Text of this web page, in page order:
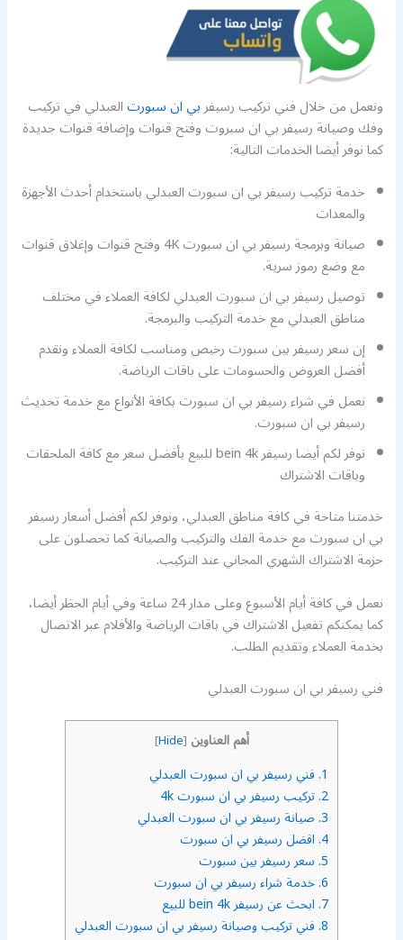
ونعمل من خلال فني تركيب رسيفربي ان سبورتالعبدلي في تركيب
وفك وصيانة رسيفر بي ان سبروت وفتح قنوات وإضافة قنوات جديدة
كما نوفر أيضا الخدمات التالية:
خدمة تركيب رسيفر بي ان سبورت العبدلي باستخدام أحدث الأجهزة
والمعدات
صيانة وبرمجة رسيفر بي ان سبورت 4K وفتح قنوات وإغلاق قنوات
مع وضع رموز سرية.
توصيل رسيفر بي ان سبورت العبدلي لكافة العملاء في مختلف
مناطق العبدلي مع خدمة التركيب والبرمجة.
إن سعر رسيفر بين سبورت رخيص ومناسب لكافة العملاء ونقدم
أفضل العروض والحسومات على باقات الرياضة.
نعمل في شراء رسيفر بي ان سبورت بكافة الأنواع مع خدمة تحديث
رسيفر بي ان سبورت.
نوفر لكم أيضا رسيفر bein 4k للبيع بأفضل سعر مع كافة الملحقات
وباقات الاشتراك
خدمتنا متاحة في كافة مناطق العبدلي، ونوفر لكم أفضل أسعار رسيفر
بي ان سبورت مع خدمة الفك والتركيب والصيانة كما تحصلون على
حزمة الاشتراك الشهري المجاني عند التركيب.
نعمل في كافة أيام الأسبوع وعلى مدار 24 ساعة وفي أيام الحظر أيضا،
كما يمكنكم تفعيل الاشتراك في باقات الرياضة والأفلام عبر الاتصال
بخدمة العملاء وتقديم الطلب.
فني رسيفر بي ان سبورت العبدلي
أهم العناوين [
Hide
]
1. فني رسيفر بي ان سبورت العبدلي
2. تركيب رسيفر بي ان سبورت 4k
3. صيانة رسيفر بي ان سبورت العبدلي
4. افضل رسيفر بي ان سبورت
5. سعر رسيفر بين سبورت
6. خدمة شراء رسيفر بي ان سبورت
7. ابحث عن رسيفر bein 4k للبيع
8. فني تركيب وصيانة رسيفر بي ان سبورت العبدلي